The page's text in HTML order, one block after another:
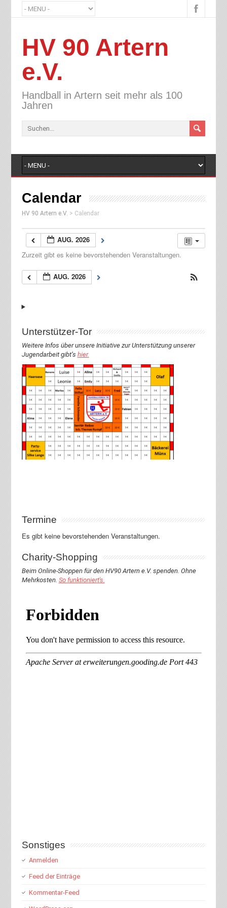
HV 90 Artern
e.V.
Handball in Artern seit mehr als 100
Jahren
Calendar
HV 90 Artern e.V. > Calendar
AUG. 2026
Zurzeit gibt es keine bevorstehenden Veranstaltungen.
AUG. 2026
Unterstützer-Tor
Weitere Infos über unsere Initiative zur Unterstützung unserer
Jugendarbeit gibt’s hier.
Termine
Es gibt keine bevorstehenden Veranstaltungen.
Charity-Shopping
Beim Online-Shoppen für den HV90 Artern e.V. spenden. Ohne
Mehrkosten. So funktioniert's.
Sonstiges
Anmelden
Feed der Einträge
Kommentar-Feed